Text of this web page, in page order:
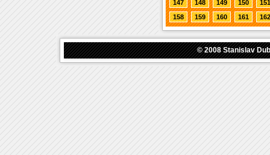
147
148 149 150
151
158
159 160 161 162
© 2008Stanislav